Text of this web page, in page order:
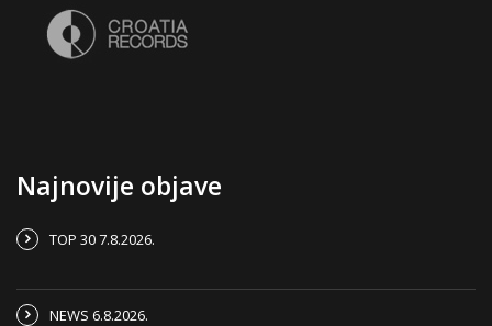
Najnovije objave
TOP 30 7.8.2026.
NEWS 6.8.2026.